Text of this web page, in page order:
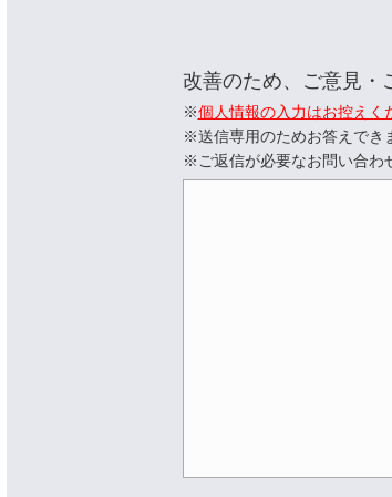
改善のため、ご意見・
※個人情報の入力はお控えく
※送信専用のためお答えでき
※ご返信が必要なお問い合わ